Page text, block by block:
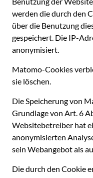
werden die durch den
über die Benutzung
gespeichert. Die IP-
anonymisiert.
Matomo-Cookies
sie löschen.
Die Speicherung von
Grundlage von Art. 6
Websitebetreiber hat
anonymisierten
sein Webangebot als
Die durch den Cookie